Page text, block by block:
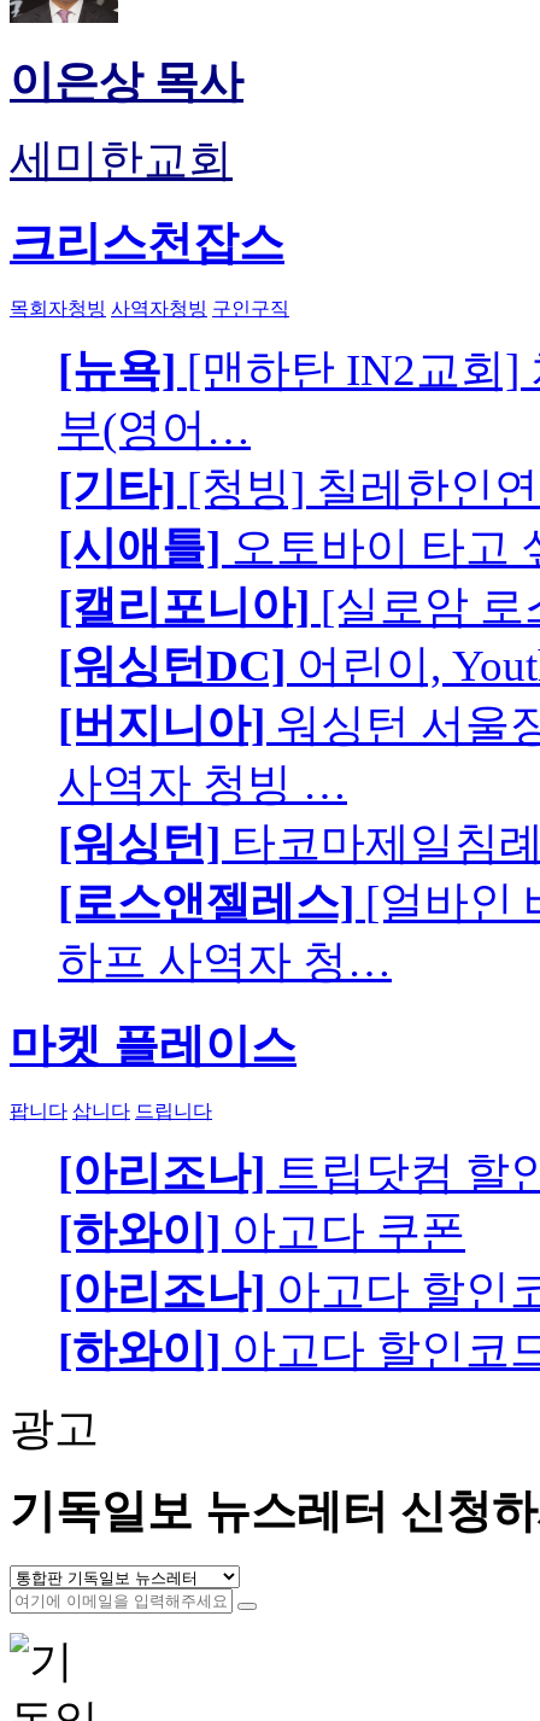
이은상 목사
세미한교회
크리스천잡스
목회자청빙 사역자청빙 구인구직
[뉴욕] [맨하탄 IN2교회]
부(영어…
[기타] [청빙] 칠레한인
[시애틀] 오토바이 타고
[캘리포니아] [실로암 로
[워싱턴DC] 어린이,
[버지니아] 워싱턴 서울
사역자 청빙 …
[워싱턴] 타코마제일침
[로스앤젤레스] [얼바인
하프 사역자 청…
마켓 플레이스
팝니다 삽니다 드립니다
[아리조나] 트립닷컴 할
[하와이] 아고다 쿠폰
[아리조나] 아고다 할인
[하와이] 아고다 할인코
광고
기독일보 뉴스레터 신청